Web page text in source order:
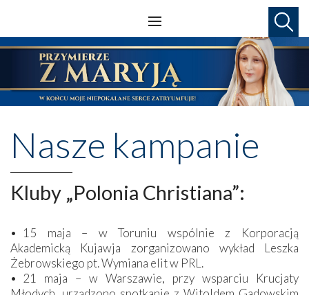
Nasze kampanie
Kluby „Polonia Christiana”:
• 15 maja – w Toruniu wspólnie z Korporacją
Akademicką Kujawja zorganizowano wykład Leszka
Żebrowskiego pt. Wymiana elit w PRL.
• 21 maja – w Warszawie, przy wsparciu Krucjaty